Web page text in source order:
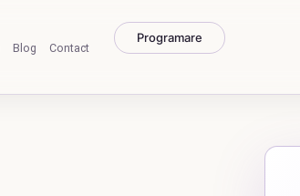
Blog Contact
Programare